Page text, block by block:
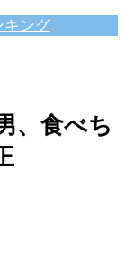
キング
、食べち